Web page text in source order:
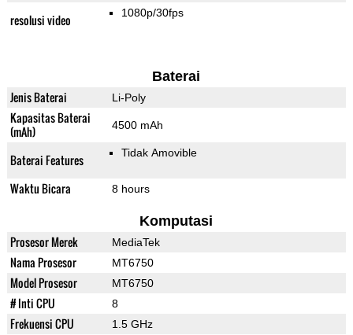
resolusi video 1080p/30fps
Baterai
Jenis Baterai Li-Poly
Kapasitas Baterai
(mAh)
4500 mAh
Baterai Features Tidak Amovible
Waktu Bicara 8 hours
Komputasi
Prosesor Merek MediaTek
Nama Prosesor MT6750
Model Prosesor MT6750
# Inti CPU 8
Frekuensi CPU 1.5 GHz